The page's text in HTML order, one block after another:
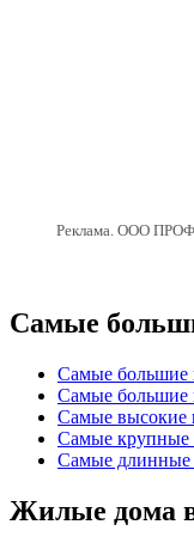
Реклама. ООО
Самые
Самые большие
Самые большие
Самые высокие
Самые крупные
Самые длинные
Жилые дома в